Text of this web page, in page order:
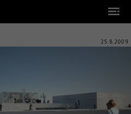
25.8.2009